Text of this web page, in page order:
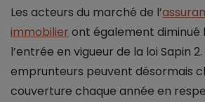
Les acteurs du marché de l’
immobilier ont également diminué
l’entrée en vigueur de la loi Sapin
emprunteurs peuvent désormais
couverture chaque année en